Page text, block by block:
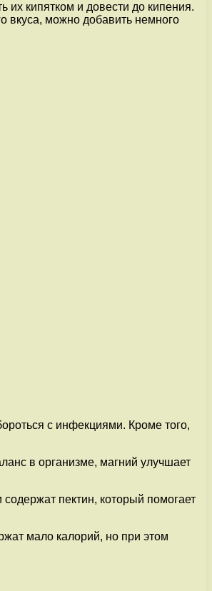
их кипятком и довести до кипения.
вкуса, можно добавить немного
с инфекциями. Кроме того,
в организме, магний улучшает
пектин, который помогает
мало калорий, но при этом